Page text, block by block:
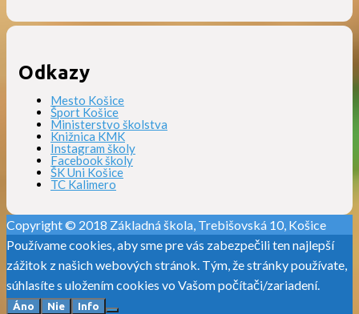
Odkazy
Mesto Košice
Šport Košice
Ministerstvo školstva
Knižnica KMK
Instagram školy
Facebook školy
ŠK Uni Košice
TC Kalimero
Copyright © 2018 Základná škola, Trebišovská 10, Košice
Používame cookies, aby sme pre vás zabezpečili ten najlepší
zážitok z našich webových stránok. Tým, že stránky používate,
súhlasíte s uložením cookies vo Vašom počítači/zariadení.
Áno Nie Info